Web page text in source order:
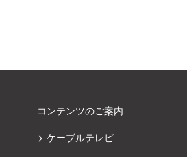
コンテンツのご案内
ケーブルテレビ